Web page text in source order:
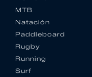
MTB
Natación
Paddleboard
Rugby
Running
Surf